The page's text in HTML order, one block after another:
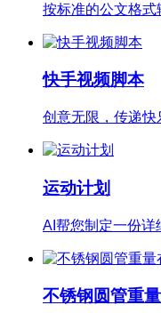
按标准的公文格式
快手视频脚本
创意无限，传递快
运动计划
AI帮您制定一份详
不锈钢圆管重